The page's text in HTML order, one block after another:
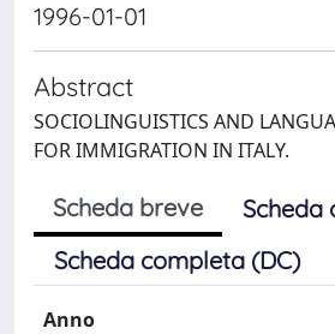
1996-01-01
Abstract
SOCIOLINGUISTICS AND
FOR IMMIGRATION IN ITALY.
Scheda breve
Scheda
Scheda completa (DC)
Anno